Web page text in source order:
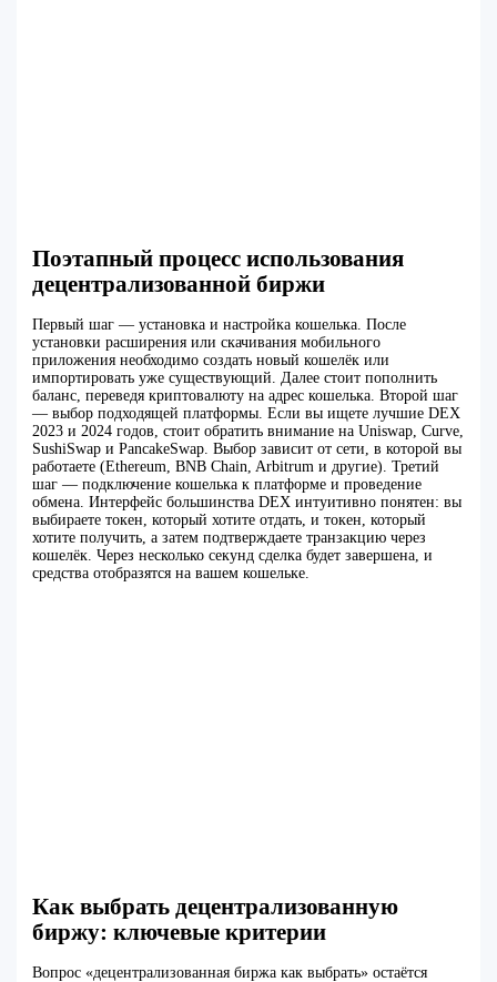
Поэтапный процесс использования
децентрализованной биржи
Первый шаг — установка и настройка кошелька. После
установки расширения или скачивания мобильного
приложения необходимо создать новый кошелёк или
импортировать уже существующий. Далее стоит пополнить
баланс, переведя криптовалюту на адрес кошелька. Второй шаг
— выбор подходящей платформы. Если вы ищете лучшие DEX
2023 и 2024 годов, стоит обратить внимание на Uniswap, Curve,
SushiSwap и PancakeSwap. Выбор зависит от сети, в которой вы
работаете (Ethereum, BNB Chain, Arbitrum и другие). Третий
шаг — подключение кошелька к платформе и проведение
обмена. Интерфейс большинства DEX интуитивно понятен: вы
выбираете токен, который хотите отдать, и токен, который
хотите получить, а затем подтверждаете транзакцию через
кошелёк. Через несколько секунд сделка будет завершена, и
средства отобразятся на вашем кошельке.
Как выбрать децентрализованную
биржу: ключевые критерии
Вопрос «децентрализованная биржа как выбрать» остаётся